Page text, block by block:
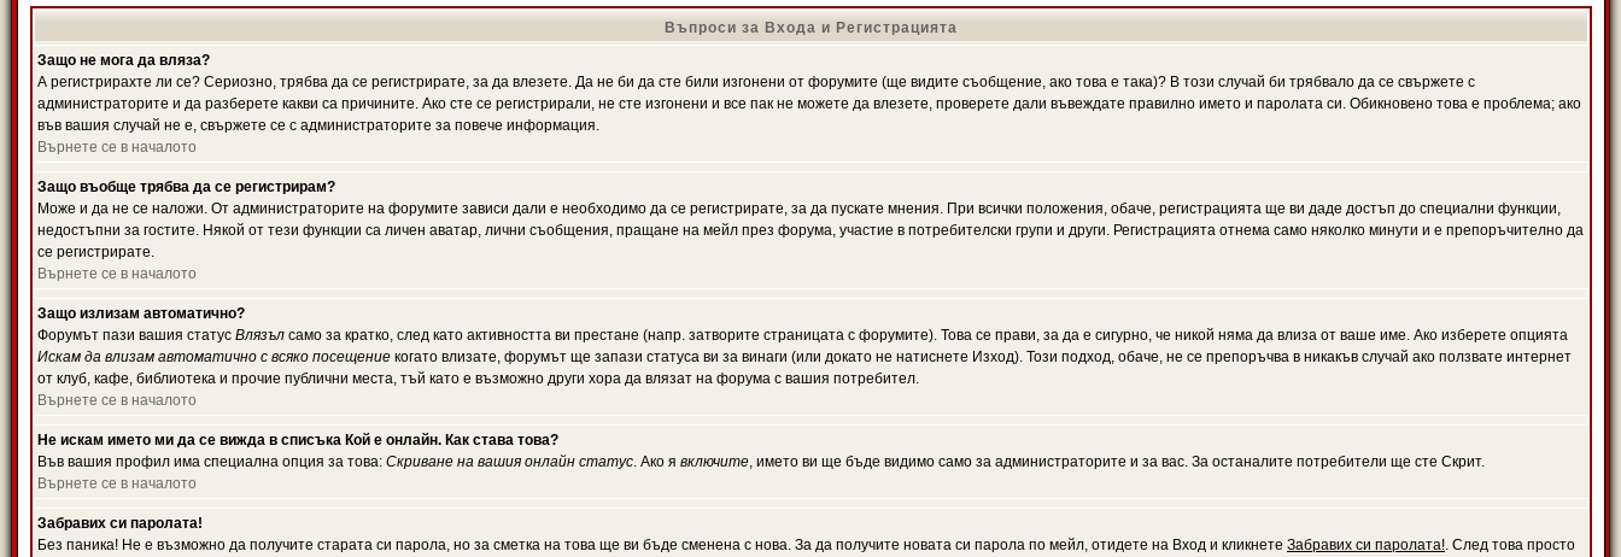
Въпроси за Входа и Регистрацията
Защо не мога да вляза?
А регистрирахте ли се? Сериозно, трябва да се регистрирате, за да влезете. Да не би да сте били изгонени от форумите (ще видите съобщение, ако това е така)? В този случай би трябвало да се свържете с
администраторите и да разберете какви са причините. Ако сте се регистрирали, не сте изгонени и все пак не можете да влезете, проверете дали въвеждате правилно името и паролата си. Обикновено това е проблема; ако
във вашия случай не е, свържете се с администраторите за повече информация.
Върнете се в началото
Защо въобще трябва да се регистрирам?
Може и да не се наложи. От администраторите на форумите зависи дали е необходимо да се регистрирате, за да пускате мнения. При всички положения, обаче, регистрацията ще ви даде достъп до специални функции,
недостъпни за гостите. Някой от тези функции са личен аватар, лични съобщения, пращане на мейл през форума, участие в потребителски групи и други. Регистрацията отнема само няколко минути и е препоръчително да
се регистрирате.
Върнете се в началото
Защо излизам автоматично?
Форумът пази вашия статус Влязъл само за кратко, след като активността ви престане (напр. затворите страницата с форумите). Това се прави, за да е сигурно, че никой няма да влиза от ваше име. Ако изберете опцията
Искам да влизам автоматично с всяко посещение когато влизате, форумът ще запази статуса ви за винаги (или докато не натиснете Изход). Този подход, обаче, не се препоръчва в никакъв случай ако ползвате интернет
от клуб, кафе, библиотека и прочие публични места, тъй като е възможно други хора да влязат на форума с вашия потребител.
Върнете се в началото
Не искам името ми да се вижда в списъка Кой е онлайн. Как става това?
Във вашия профил има специална опция за това: Скриване на вашия онлайн статус. Ако я включите, името ви ще бъде видимо само за администраторите и за вас. За останалите потребители ще сте Скрит.
Върнете се в началото
Забравих си паролата!
Без паника! Не е възможно да получите старата си парола, но за сметка на това ще ви бъде сменена с нова. За да получите новата си парола по мейл, отидете на Вход и кликнете Забравих си паролата!. След това просто